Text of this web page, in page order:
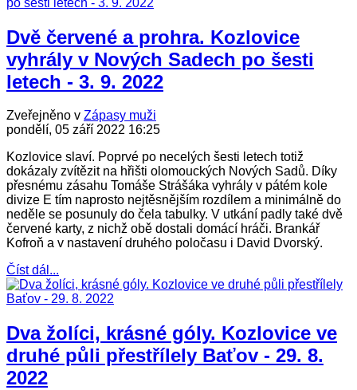
Dvě červené a prohra. Kozlovice
vyhrály v Nových Sadech po šesti
letech - 3. 9. 2022
Zveřejněno v Zápasy muži
pondělí, 05 září 2022 16:25
Kozlovice slaví. Poprvé po necelých šesti letech totiž
dokázaly zvítězit na hřišti olomouckých Nových Sadů. Díky
přesnému zásahu Tomáše Strášáka vyhrály v pátém kole
divize E tím naprosto nejtěsnějším rozdílem a minimálně do
neděle se posunuly do čela tabulky. V utkání padly také dvě
červené karty, z nichž obě dostali domácí hráči. Brankář
Kofroň a v nastavení druhého poločasu i David Dvorský.
Číst dál...
Dva žolíci, krásné góly. Kozlovice ve
druhé půli přestřílely Baťov - 29. 8.
2022